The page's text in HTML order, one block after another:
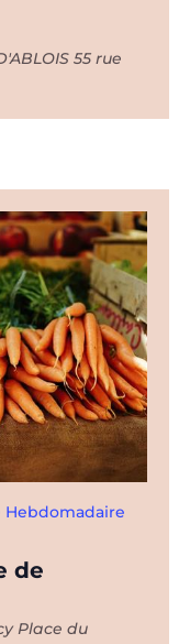
55 rue
de
Hebdomadaire
Place du